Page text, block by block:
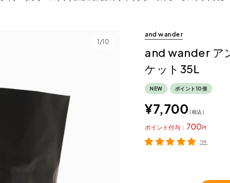
1/10
and wander
and wander ア
ケット35L
NEW ポイント10倍
¥7,700 税込
700
ポイント
1件